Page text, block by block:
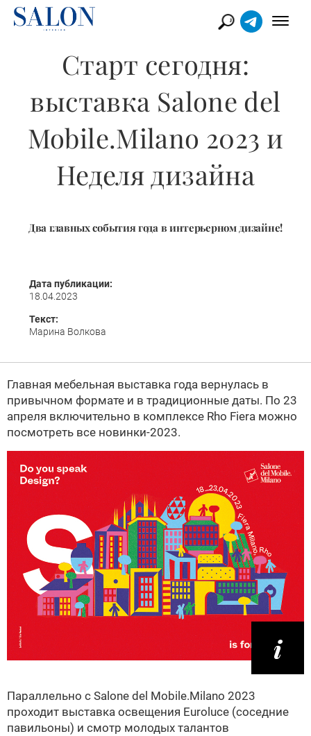
Старт сегодня:
выставка Salone del
Mobile.Milano 2023 и
Неделя дизайна
Два главных события года в интерьерном дизайне!
Дата публикации:
18.04.2023
Текст:
Марина Волкова
Главная мебельная выставка года вернулась в
привычном формате и в традиционные даты. По 23
апреля включительно в комплексе Rho Fiera можно
посмотреть все новинки-2023.
Параллельно с Salone del Mobile.Milano 2023
проходит выставка освещения Euroluce (соседние
павильоны) и смотр молодых талантов